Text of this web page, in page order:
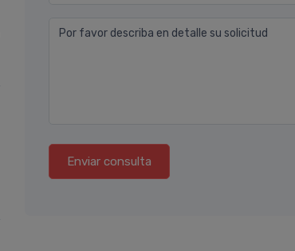
Por favor describa en detalle su solicitud
Enviar consulta